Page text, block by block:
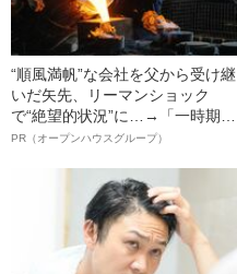
“順風満帆”な会社を父から受け継
いだ矢先、リーマンショック
で“絶望的状況”に…→「一時期は
納品3年待ち」のヒット商品を生
明かす、“逆転の戦術”
PR（オープンハウスグループ）